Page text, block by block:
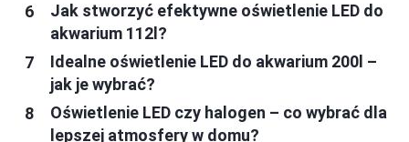
Jak stworzyć efektywne oświetlenie LED do
akwarium 112l?
Idealne oświetlenie LED do akwarium 200l –
jak je wybrać?
Oświetlenie LED czy halogen – co wybrać dla
lepszej atmosfery w domu?